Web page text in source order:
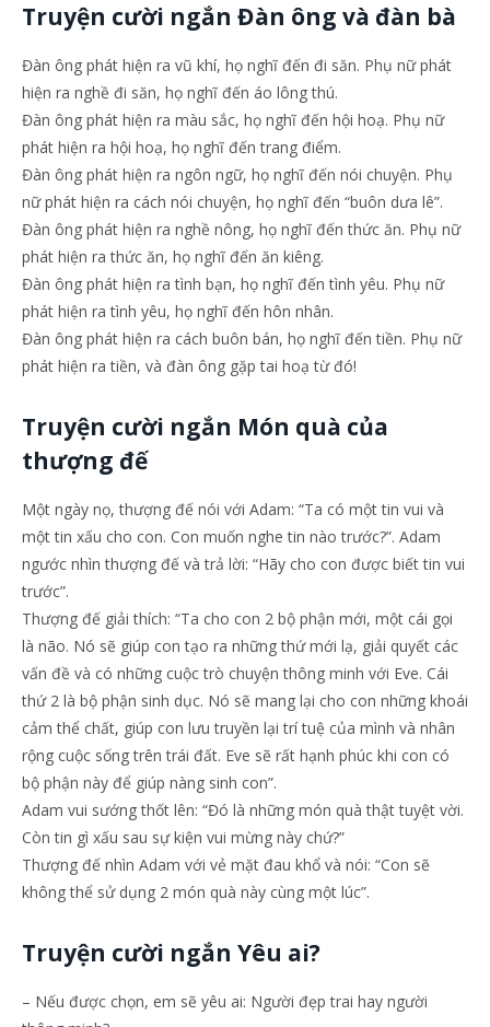
Truyện cười ngắn Đàn ông và đàn bà
Đàn ông phát hiện ra vũ khí, họ nghĩ đến đi săn. Phụ nữ phát
hiện ra nghề đi săn, họ nghĩ đến áo lông thú.
Đàn ông phát hiện ra màu sắc, họ nghĩ đến hội hoạ. Phụ nữ
phát hiện ra hội hoạ, họ nghĩ đến trang điểm.
Đàn ông phát hiện ra ngôn ngữ, họ nghĩ đến nói chuyện. Phụ
nữ phát hiện ra cách nói chuyện, họ nghĩ đến “buôn dưa lê”.
Đàn ông phát hiện ra nghề nông, họ nghĩ đến thức ăn. Phụ nữ
phát hiện ra thức ăn, họ nghĩ đến ăn kiêng.
Đàn ông phát hiện ra tình bạn, họ nghĩ đến tình yêu. Phụ nữ
phát hiện ra tình yêu, họ nghĩ đến hôn nhân.
Đàn ông phát hiện ra cách buôn bán, họ nghĩ đến tiền. Phụ nữ
phát hiện ra tiền, và đàn ông gặp tai hoạ từ đó!
Truyện cười ngắn Món quà của
thượng đế
Một ngày nọ, thượng đế nói với Adam: “Ta có một tin vui và
một tin xấu cho con. Con muốn nghe tin nào trước?”. Adam
ngước nhìn thượng đế và trả lời: “Hãy cho con được biết tin vui
trước”.
Thượng đế giải thích: “Ta cho con 2 bộ phận mới, một cái gọi
là não. Nó sẽ giúp con tạo ra những thứ mới lạ, giải quyết các
vấn đề và có những cuộc trò chuyện thông minh với Eve. Cái
thứ 2 là bộ phận sinh dục. Nó sẽ mang lại cho con những khoái
cảm thể chất, giúp con lưu truyền lại trí tuệ của mình và nhân
rộng cuộc sống trên trái đất. Eve sẽ rất hạnh phúc khi con có
bộ phận này để giúp nàng sinh con”.
Adam vui sướng thốt lên: “Đó là những món quà thật tuyệt vời.
Còn tin gì xấu sau sự kiện vui mừng này chứ?”
Thượng đế nhìn Adam với vẻ mặt đau khổ và nói: “Con sẽ
không thể sử dụng 2 món quà này cùng một lúc”.
Truyện cười ngắn Yêu ai?
– Nếu được chọn, em sẽ yêu ai: Người đẹp trai hay người